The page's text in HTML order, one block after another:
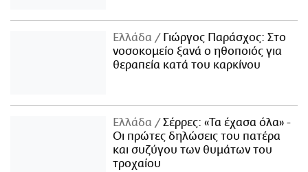
Ελλάδα
Γιώργος Παράσχος: Στο
νοσοκομείο ξανά ο ηθοποιός για
θεραπεία κατά του καρκίνου
Ελλάδα
Σέρρες: «Τα έχασα όλα» -
Οι πρώτες δηλώσεις του πατέρα
και συζύγου των θυμάτων του
τροχαίου